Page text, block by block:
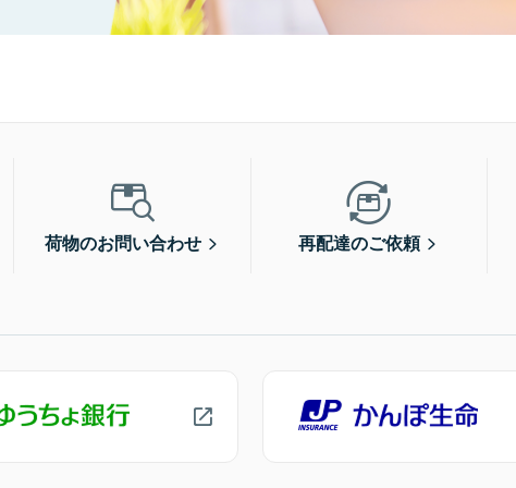
荷物のお問い合わせ 再配達のご依頼